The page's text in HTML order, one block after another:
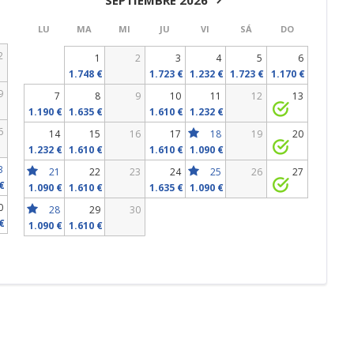
LU MA MI JU VI SÁ DO
1 2 3 4 5 6
7 8 9 10 11 12 13
14 15 16 17 18 19 20
21 22 23 24 25 26 27
28 29 30